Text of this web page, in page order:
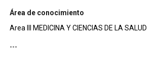
Área de conocimiento
Area III MEDICINA Y CIENCIAS DE LA SALUD
---